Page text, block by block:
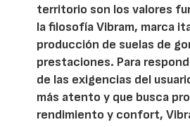
territorio son los valores
la filosofía Vibram, marca
producción de suelas de
prestaciones. Para
de las exigencias del
más atento y que busca
rendimiento y confort,